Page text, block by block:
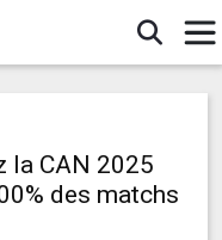
la CAN 2025
des matchs